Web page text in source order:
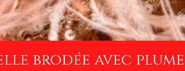
brodée avec